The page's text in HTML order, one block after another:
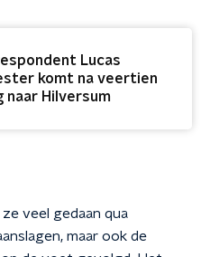
Lucas
komt na veertien
naar Hilversum
veel gedaan qua
maar ook de